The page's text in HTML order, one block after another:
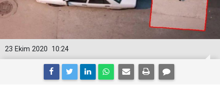
10:24
23 Ekim 2020